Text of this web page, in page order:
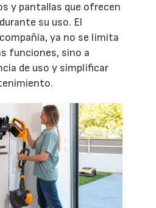
y pantallas que ofrecen
su uso. El
ya no se limita
funciones, sino a
de uso y simplificar